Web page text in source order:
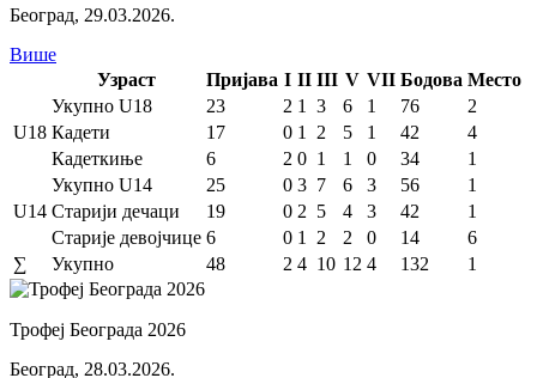
Београд, 29.03.2026.
Више
Узраст
Пријава I II III V VII Бодова Место
U18
Укупно U18 23 2 1 3 6 1 76
2
Кадети
17 0 1 2 5 1 42
4
Кадеткиње
6 2 0 1 1 0 34 1
U14
Укупно U14 25 0 3 7 6 3 56
1
Старији дечаци
19 0 2 5 4 3 42
1
Старије девојчице 6 0 1 2 2 0 14
6
∑
Укупно 48 2 4 10 12 4 132 1
Трофеј Београда 2026
Београд, 28.03.2026.